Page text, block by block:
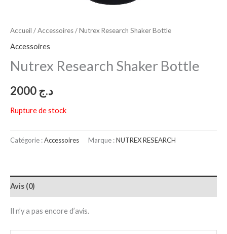
Accueil /Accessoires/ Nutrex Research Shaker Bottle
Accessoires
Nutrex Research Shaker Bottle
د.ج
Rupture de stock
Catégorie :Accessoires Marque :NUTREX RESEARCH
Avis (0)
Il n’y a pas encore d’avis.